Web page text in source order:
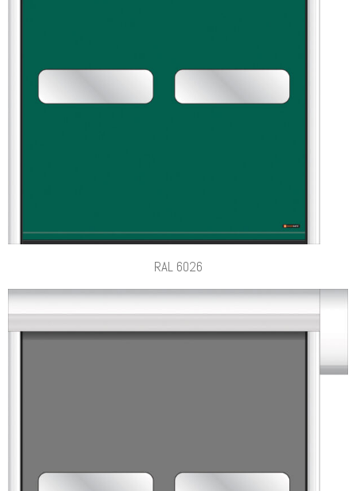
RAL 6026